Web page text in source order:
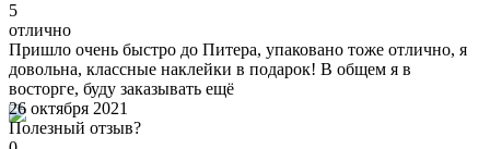
5
отлично
Пришло очень быстро до Питера, упаковано тоже отлично, я
довольна, классные наклейки в подарок! В общем я в
восторге, буду заказывать ещё
26 октября 2021
Полезный отзыв?